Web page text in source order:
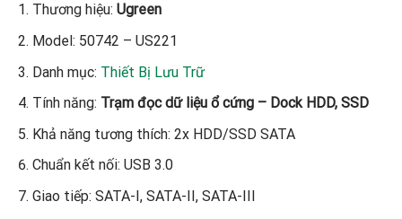
Thương hiệu: Ugreen
Model: 50742 – US221
Danh mục: Thiết Bị Lưu Trữ
Tính năng: Trạm đọc dữ liệu ổ cứng – Dock HDD, SSD
Khả năng tương thích: 2x HDD/SSD SATA
Chuẩn kết nối: USB 3.0
Giao tiếp: SATA-I, SATA-II, SATA-III